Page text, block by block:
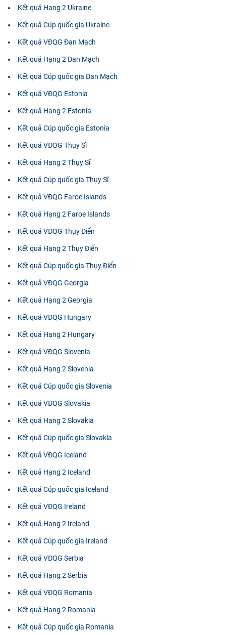
Kết quả Hạng 2 Ukraine
Kết quả Cúp quốc gia Ukraine
Kết quả VĐQG Đan Mạch
Kết quả Hạng 2 Đan Mạch
Kết quả Cúp quốc gia Đan Mạch
Kết quả VĐQG Estonia
Kết quả Hạng 2 Estonia
Kết quả Cúp quốc gia Estonia
Kết quả VĐQG Thụy Sĩ
Kết quả Hạng 2 Thụy Sĩ
Kết quả Cúp quốc gia Thụy Sĩ
Kết quả VĐQG Faroe Islands
Kết quả Hạng 2 Faroe Islands
Kết quả VĐQG Thụy Điển
Kết quả Hạng 2 Thụy Điển
Kết quả Cúp quốc gia Thụy Điển
Kết quả VĐQG Georgia
Kết quả Hạng 2 Georgia
Kết quả VĐQG Hungary
Kết quả Hạng 2 Hungary
Kết quả VĐQG Slovenia
Kết quả Hạng 2 Slovenia
Kết quả Cúp quốc gia Slovenia
Kết quả VĐQG Slovakia
Kết quả Hạng 2 Slovakia
Kết quả Cúp quốc gia Slovakia
Kết quả VĐQG Iceland
Kết quả Hạng 2 Iceland
Kết quả Cúp quốc gia Iceland
Kết quả VĐQG Ireland
Kết quả Hạng 2 Ireland
Kết quả Cúp quốc gia Ireland
Kết quả VĐQG Serbia
Kết quả Hạng 2 Serbia
Kết quả VĐQG Romania
Kết quả Hạng 2 Romania
Kết quả Cúp quốc gia Romania